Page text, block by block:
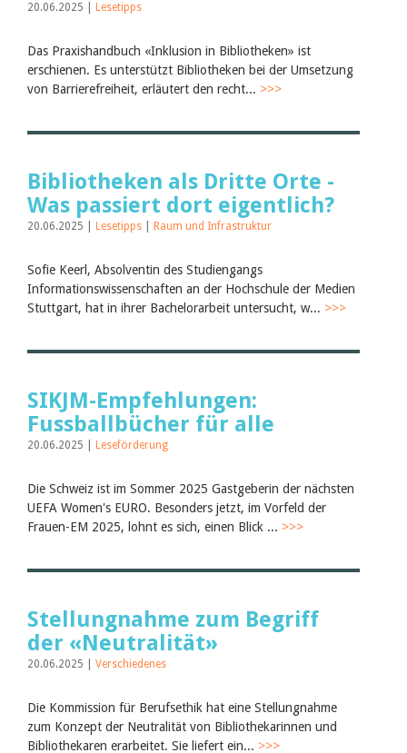
20.06.2025 | Lesetipps
Das Praxishandbuch «Inklusion in Bibliotheken» ist
erschienen. Es unterstützt Bibliotheken bei der Umsetzung
von Barrierefreiheit, erläutert den recht... >>>
Bibliotheken als Dritte Orte -
Was passiert dort eigentlich?
20.06.2025 | Lesetipps Raum und Infrastruktur
Sofie Keerl, Absolventin des Studiengangs
Informationswissenschaften an der Hochschule der Medien
Stuttgart, hat in ihrer Bachelorarbeit untersucht, w... >>>
SIKJM-Empfehlungen:
Fussballbücher für alle
20.06.2025 | Leseförderung
Die Schweiz ist im Sommer 2025 Gastgeberin der nächsten
UEFA Women's EURO. Besonders jetzt, im Vorfeld der
Frauen-EM 2025, lohnt es sich, einen Blick ... >>>
Stellungnahme zum Begriff
der «Neutralität»
20.06.2025 | Verschiedenes
Die Kommission für Berufsethik hat eine Stellungnahme
zum Konzept der Neutralität von Bibliothekarinnen und
Bibliothekaren erarbeitet. Sie liefert ein... >>>